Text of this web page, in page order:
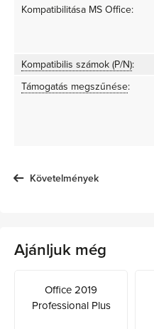
Kompatibilitása MS Office:
Kompatibilis számok (P/N):
Támogatás megszűnése:
Követelmények
Ajánljuk még
Office 2019
Professional Plus